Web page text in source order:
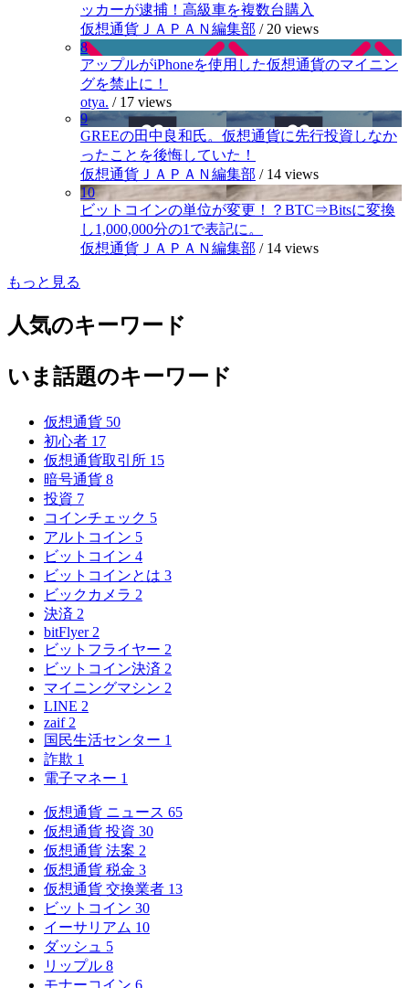
ッカーが逮捕！高級車を複数台購入
仮想通貨ＪＡＰＡＮ編集部 / 20 views
8
アップルがiPhoneを使用した仮想通貨のマイニン
グを禁止に！
otya. / 17 views
9
GREEの田中良和氏。仮想通貨に先行投資しなか
ったことを後悔していた！
仮想通貨ＪＡＰＡＮ編集部 / 14 views
10
ビットコインの単位が変更！？BTC⇒Bitsに変換
し1,000,000分の1で表記に。
仮想通貨ＪＡＰＡＮ編集部 / 14 views
もっと見る
人気のキーワード
いま話題のキーワード
仮想通貨 50
初心者 17
仮想通貨取引所 15
暗号通貨 8
投資 7
コインチェック 5
アルトコイン 5
ビットコイン 4
ビットコインとは 3
ビックカメラ 2
決済 2
bitFlyer 2
ビットフライヤー 2
ビットコイン決済 2
マイニングマシン 2
LINE 2
zaif 2
国民生活センター 1
詐欺 1
電子マネー 1
仮想通貨 ニュース 65
仮想通貨 投資 30
仮想通貨 法案 2
仮想通貨 税金 3
仮想通貨 交換業者 13
ビットコイン 30
イーサリアム 10
ダッシュ 5
リップル 8
モナーコイン 6